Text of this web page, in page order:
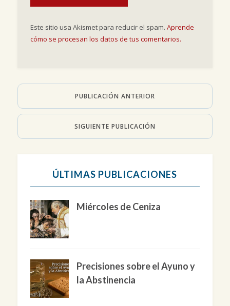
Este sitio usa Akismet para reducir el spam. Aprende
cómo se procesan los datos de tus comentarios.
PUBLICACIÓN ANTERIOR
SIGUIENTE PUBLICACIÓN
ÚLTIMAS PUBLICACIONES
Miércoles de Ceniza
Precisiones sobre el Ayuno y
la Abstinencia